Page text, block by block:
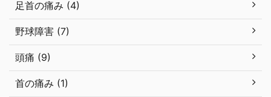
足首の痛み (4)
野球障害 (7)
頭痛 (9)
首の痛み (1)